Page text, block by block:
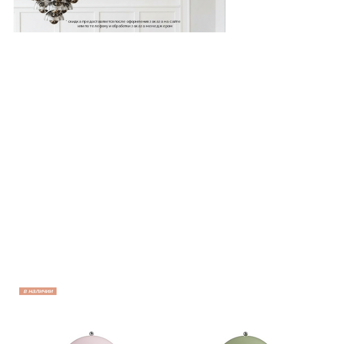
в наличии
* скидка предоставляется после оформления заказа на сайте
или по телефону и обработки заказа менеджером